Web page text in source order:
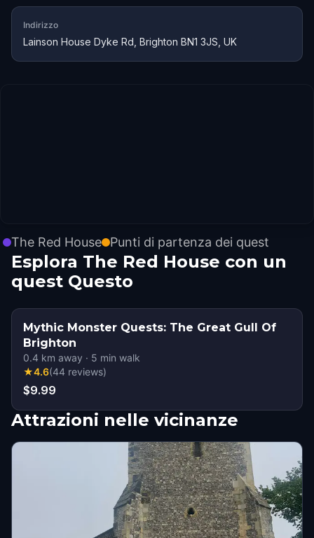
Indirizzo
Lainson House Dyke Rd, Brighton BN1 3JS, UK
The Red House Punti di partenza dei quest
Esplora The Red House con un
quest Questo
Mythic Monster Quests: The Great Gull Of
Brighton
0.4 km away · 5 min walk
★4.6(44 reviews)
$9.99
Attrazioni nelle vicinanze